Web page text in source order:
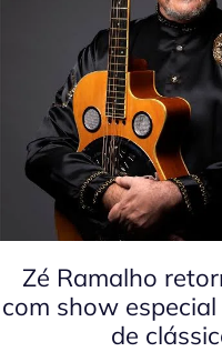
Zé Ramalho
com show
de